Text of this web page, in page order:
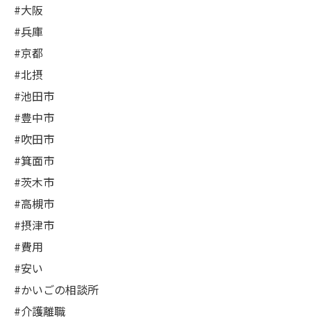
#大阪
#兵庫
#京都
#北摂
#池田市
#豊中市
#吹田市
#箕面市
#茨木市
#高槻市
#摂津市
#費用
#安い
#かいごの相談所
#介護離職